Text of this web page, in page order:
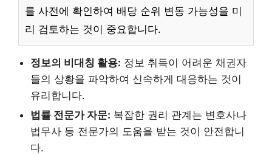
를 사전에 확인하여 배당 순위 변동 가능성을 미
리 검토하는 것이 중요합니다.
정보의 비대칭 활용: 정보 취득이 어려운 채권자
들의 상황을 파악하여 신속하게 대응하는 것이
유리합니다.
법률 전문가 자문: 복잡한 권리 관계는 변호사나
법무사 등 전문가의 도움을 받는 것이 안전합니
다.